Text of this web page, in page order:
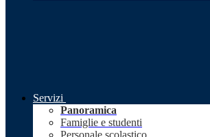
Servizi
Panoramica
Famiglie e studenti